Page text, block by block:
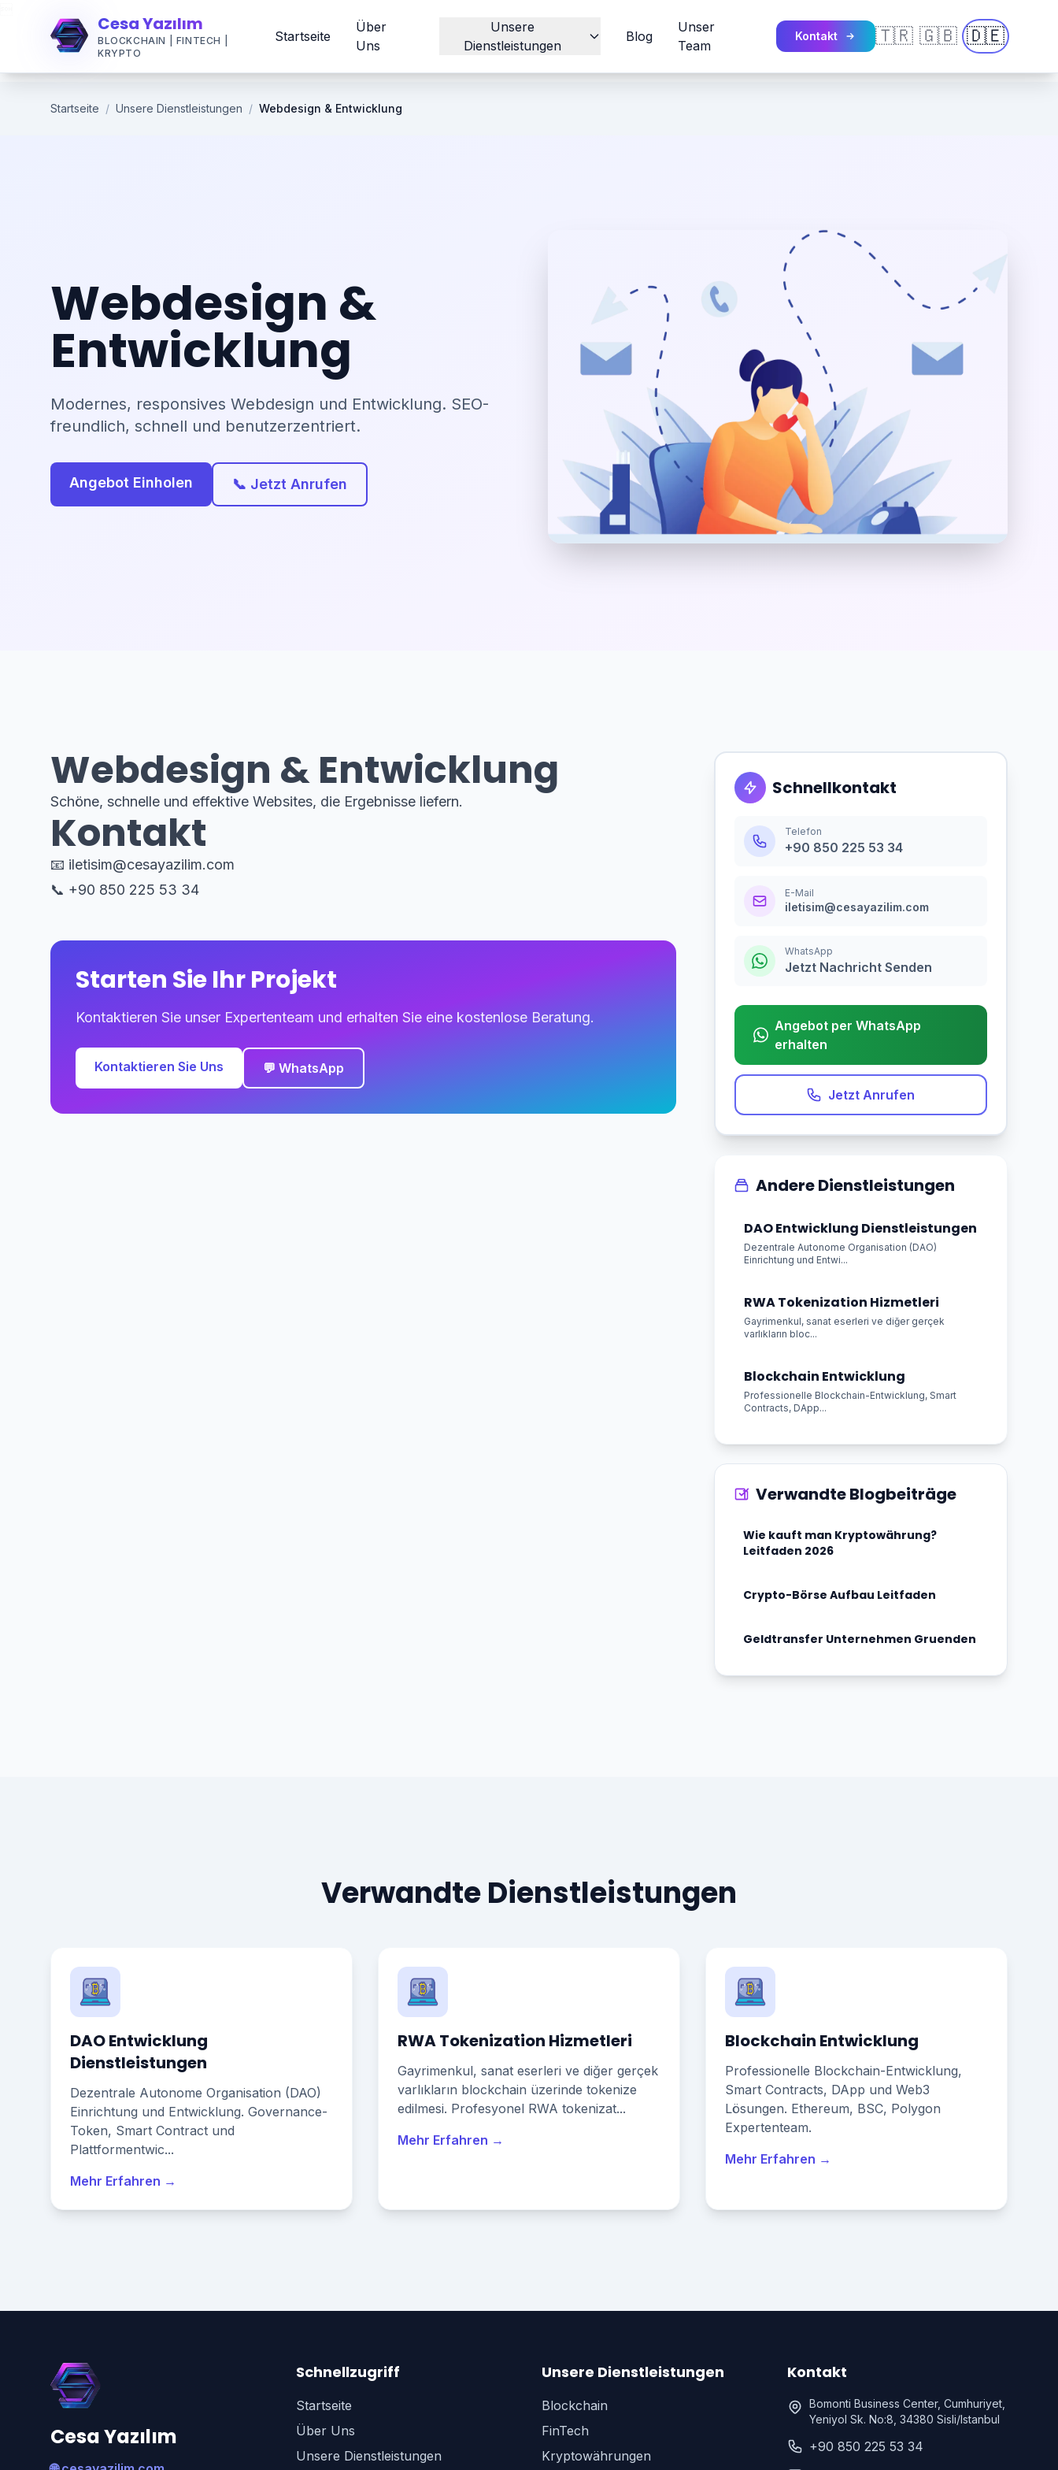
Cesa Yazılım
BLOCKCHAIN | FINTECH |
KRYPTO
Startseite
Über
Uns
Unsere
Dienstleistungen
Blog
Unser
Team
Kontakt 🇹🇷 🇬🇧 🇩🇪
Startseite / Unsere Dienstleistungen / Webdesign & Entwicklung
Webdesign &
Entwicklung
Modernes, responsives Webdesign und Entwicklung. SEO-
freundlich, schnell und benutzerzentriert.
Angebot Einholen 📞 Jetzt Anrufen
Webdesign & Entwicklung
Schöne, schnelle und effektive Websites, die Ergebnisse liefern.
Kontakt
📧 iletisim@cesayazilim.com
📞 +90 850 225 53 34
Starten Sie Ihr Projekt
Kontaktieren Sie unser Expertenteam und erhalten Sie eine kostenlose Beratung.
Kontaktieren Sie Uns 💬 WhatsApp
Schnellkontakt
Telefon
+90 850 225 53 34
E-Mail
iletisim@cesayazilim.com
WhatsApp
Jetzt Nachricht Senden
Angebot per WhatsApp
erhalten
Jetzt Anrufen
Andere Dienstleistungen
DAO Entwicklung Dienstleistungen
Dezentrale Autonome Organisation (DAO)
Einrichtung und Entwi...
RWA Tokenization Hizmetleri
Gayrimenkul, sanat eserleri ve diğer gerçek
varlıkların bloc...
Blockchain Entwicklung
Professionelle Blockchain-Entwicklung, Smart
Contracts, DApp...
Verwandte Blogbeiträge
Wie kauft man Kryptowährung?
Leitfaden 2026
Crypto-Börse Aufbau Leitfaden
Geldtransfer Unternehmen Gruenden
Verwandte Dienstleistungen
DAO Entwicklung
Dienstleistungen
Dezentrale Autonome Organisation (DAO)
Einrichtung und Entwicklung. Governance-
Token, Smart Contract und
Plattformentwic...
Mehr Erfahren →
RWA Tokenization Hizmetleri
Gayrimenkul, sanat eserleri ve diğer gerçek
varlıkların blockchain üzerinde tokenize
edilmesi. Profesyonel RWA tokenizat...
Mehr Erfahren →
Blockchain Entwicklung
Professionelle Blockchain-Entwicklung,
Smart Contracts, DApp und Web3
Lösungen. Ethereum, BSC, Polygon
Expertenteam.
Mehr Erfahren →
Cesa Yazılım
Schnellzugriff
Startseite
Über Uns
Unsere Dienstleistungen
Unsere Dienstleistungen
Blockchain
FinTech
Kryptowährungen
Kontakt
Bomonti Business Center, Cumhuriyet,
Yeniyol Sk. No:8, 34380 Sisli/Istanbul
+90 850 225 53 34